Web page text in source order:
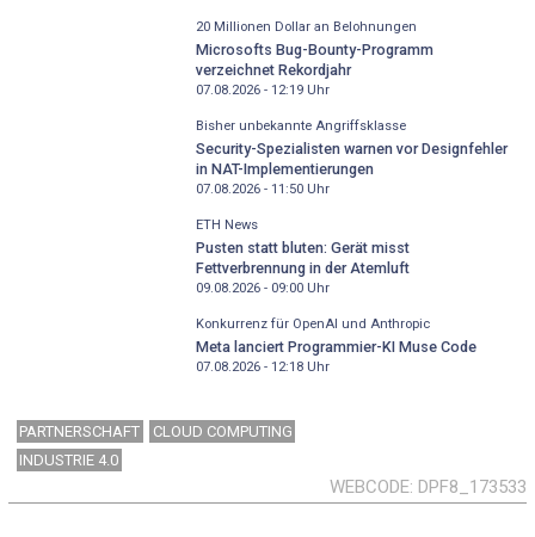
20 Millionen Dollar an Belohnungen
Microsofts Bug-Bounty-Programm
verzeichnet Rekordjahr
07.08.2026 - 12:19Uhr
Bisher unbekannte Angriffsklasse
Security-Spezialisten warnen vor Designfehler
in NAT-Implementierungen
07.08.2026 - 11:50Uhr
ETH News
Pusten statt bluten: Gerät misst
Fettverbrennung in der Atemluft
09.08.2026 - 09:00Uhr
Konkurrenz für OpenAI und Anthropic
Meta lanciert Programmier-KI Muse Code
07.08.2026 - 12:18Uhr
PARTNERSCHAFT
CLOUD COMPUTING
INDUSTRIE 4.0
WEBCODE DPF8_173533